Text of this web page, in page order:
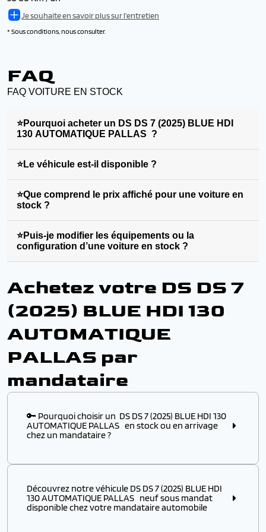
Je souhaite en savoir plus sur l'entretien
* Sous conditions, nous consulter.
FAQ
FAQ VOITURE EN STOCK
⭐Pourquoi acheter un DS DS 7 (2025) BLUE HDI
130 AUTOMATIQUE PALLAS ?
⭐Le véhicule est-il disponible ?
⭐Que comprend le prix affiché pour une voiture en
stock ?
⭐Puis-je modifier les équipements ou la
configuration d’une voiture en stock ?
Achetez votre DS DS 7
(2025) BLUE HDI 130
AUTOMATIQUE
PALLAS par
mandataire
🔑 Pourquoi choisir un DS DS 7 (2025) BLUE HDI 130
AUTOMATIQUE PALLAS en stock ou en arrivage
chez un mandataire ?
Choisir ce modèleen stockouen arrivagechez un
✔️ D’obtenir unmodèle disponible immédiatement ,
sans attendre plusieurs mois de délai usine
Découvrez notre véhicule DS DS 7 (2025) BLUE HDI
130 AUTOMATIQUE PALLAS neuf sous mandat
disponible chez votre mandataire automobile